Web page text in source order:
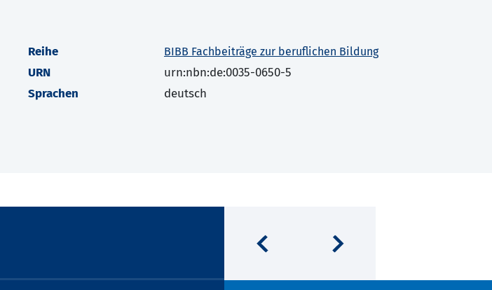
Reihe BIBB Fachbeiträge zur beruflichen Bildung
URN
urn:nbn:de:0035-0650-5
Sprachen
deutsch